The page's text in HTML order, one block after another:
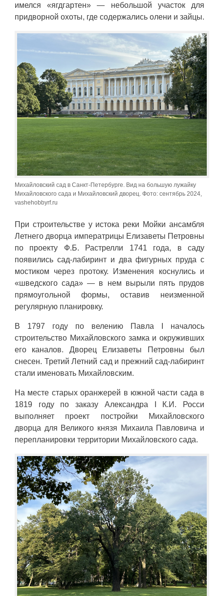
имелся «ягдгартен» — небольшой участок для
придворной охоты, где содержались олени и зайцы.
Михайловский сад в Санкт-Петербурге. Вид на большую лужайку
Михайловского сада и Михайловский дворец. Фото: сентябрь 2024,
vashehobbyrf.ru
При строительстве у истока реки Мойки ансамбля
Летнего дворца императрицы Елизаветы Петровны
по проекту Ф.Б. Растрелли 1741 года, в саду
появились сад-лабиринт и два фигурных пруда с
мостиком через протоку. Изменения коснулись и
«шведского сада» — в нем вырыли пять прудов
прямоугольной формы, оставив неизменной
регулярную планировку.
В 1797 году по велению Павла I началось
строительство Михайловского замка и окруживших
его каналов. Дворец Елизаветы Петровны был
снесен. Третий Летний сад и прежний сад-лабиринт
стали именовать Михайловским.
На месте старых оранжерей в южной части сада в
1819 году по заказу Александра І К.И. Росси
выполняет проект постройки Михайловского
дворца для Великого князя Михаила Павловича и
перепланировки территории Михайловского сада.